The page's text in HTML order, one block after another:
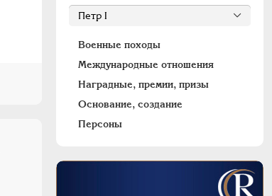
Военные походы
Международные отношения
Наградные, премии, призы
Основание, создание
Персоны